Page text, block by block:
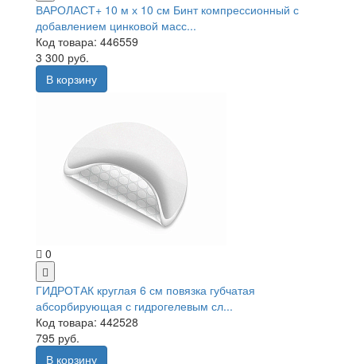
ВАРОЛАСТ+ 10 м х 10 см Бинт компрессионный с
добавлением цинковой масс...
Код товара: 446559
3 300 руб.
В корзину
0
ГИДРОТАК круглая 6 см повязка губчатая
абсорбирующая с гидрогелевым сл...
Код товара: 442528
795 руб.
В корзину